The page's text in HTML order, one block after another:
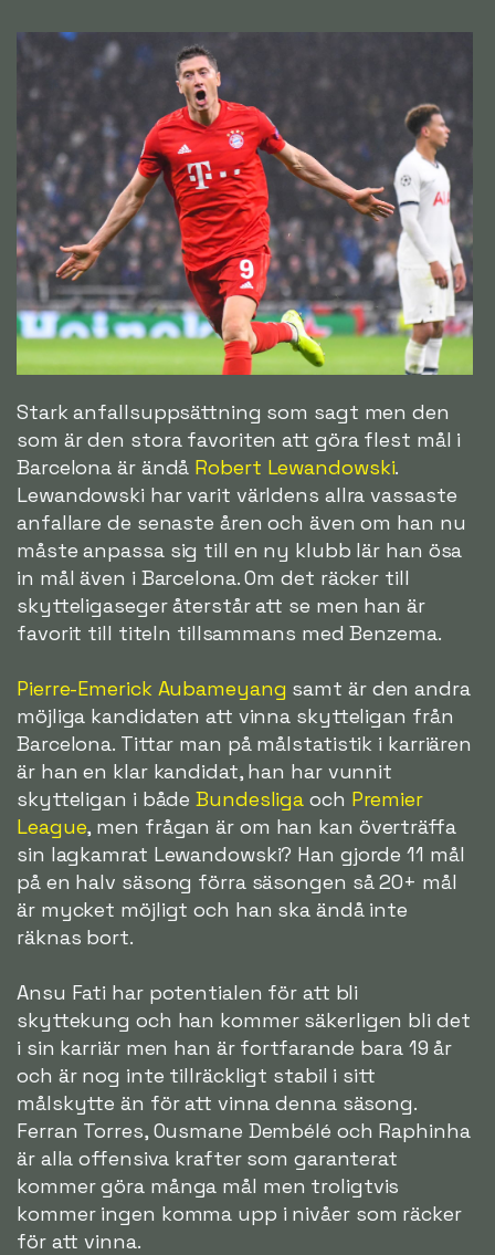
Stark anfallsuppsättning som sagt men den
som är den stora favoriten att göra flest mål i
Barcelona är ändå Robert Lewandowski.
Lewandowski har varit världens allra vassaste
anfallare de senaste åren och även om han nu
måste anpassa sig till en ny klubb lär han ösa
in mål även i Barcelona. Om det räcker till
skytteligaseger återstår att se men han är
favorit till titeln tillsammans med Benzema.
Pierre-Emerick Aubameyang samt är den andra
möjliga kandidaten att vinna skytteligan från
Barcelona. Tittar man på målstatistik i karriären
är han en klar kandidat, han har vunnit
skytteligan i bådeBundesliga och Premier
League, men frågan är om han kan överträffa
sin lagkamrat Lewandowski? Han gjorde 11 mål
på en halv säsong förra säsongen så 20+ mål
är mycket möjligt och han ska ändå inte
räknas bort.
Ansu Fati har potentialen för att bli
skyttekung och han kommer säkerligen bli det
i sin karriär men han är fortfarande bara 19 år
och är nog inte tillräckligt stabil i sitt
målskytte än för att vinna denna säsong.
Ferran Torres, Ousmane Dembélé och Raphinha
är alla offensiva krafter som garanterat
kommer göra många mål men troligtvis
kommer ingen komma upp i nivåer som räcker
för att vinna.